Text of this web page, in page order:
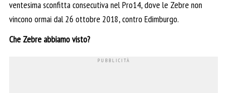
ventesima sconfitta consecutiva nel Pro14, dove le Zebre non
vincono ormai dal 26 ottobre 2018, contro Edimburgo.
Che Zebre abbiamo visto?